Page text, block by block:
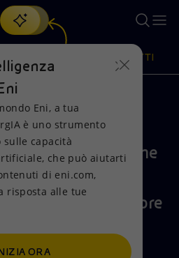
nuova soluzione di intelligenza
PRODOTTI
Stampa
della produzione
di Ndungu,
Energy nell’offshore
Eni, a tua
è uno strumento
sulle capacità
che può aiutarti
di eni.com,
risposta alle tue
ORA